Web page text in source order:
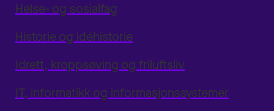
Helse- og sosialfag
Historie og idéhistorie
Idrett, kroppsøving og friluftsliv
IT, informatikk og informasjonssystemer